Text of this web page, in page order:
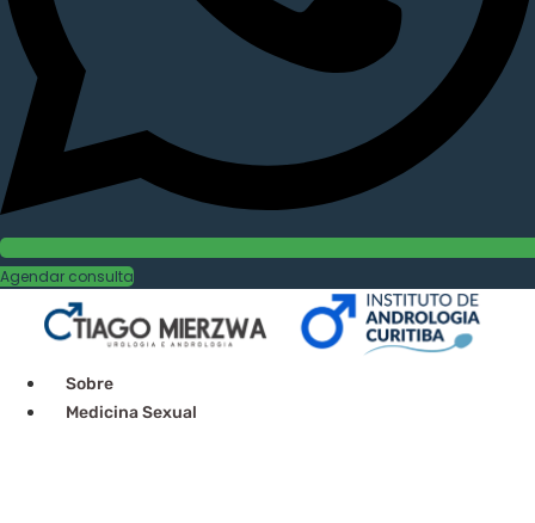
Agendar consulta
Sobre
Medicina Sexual